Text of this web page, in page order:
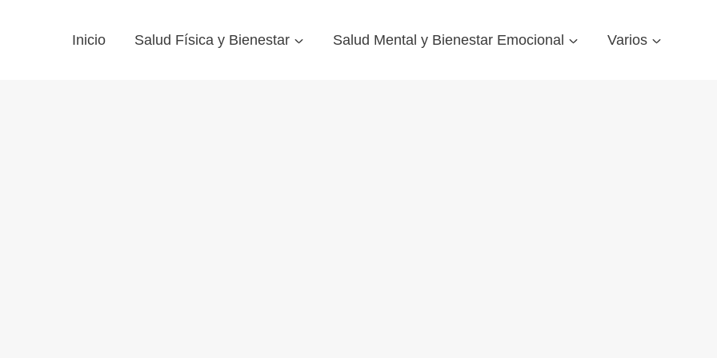
Inicio Salud Física y Bienestar Salud Mental y Bienestar Emocional Varios